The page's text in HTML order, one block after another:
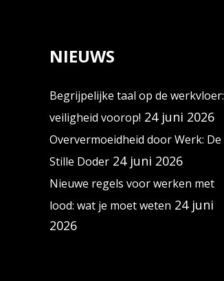
NIEUWS
Begrijpelijke taal op de werkvloer:
veiligheid voorop! 24 juni 2026
Oververmoeidheid door Werk: De
Stille Doder 24 juni 2026
Nieuwe regels voor werken met
lood: wat je moet weten 24 juni
2026